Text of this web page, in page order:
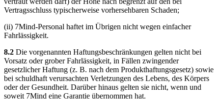
Vertragsschluss typischerweise vorhersehbaren Schaden;
(ii) 7Mind-Personal haftet im Übrigen nicht wegen einfacher
Fahrlässigkeit.
8.2 Die vorgenannten Haftungsbeschränkungen gelten nicht bei
Vorsatz oder grober Fahrlässigkeit, in Fällen zwingender
gesetzlicher Haftung (z. B. nach dem Produkthaftungsgesetz) sowie
bei schuldhaft verursachten Verletzungen des Lebens, des Körpers
oder der Gesundheit. Darüber hinaus gelten sie nicht, wenn und
soweit 7Mind eine Garantie übernommen hat.